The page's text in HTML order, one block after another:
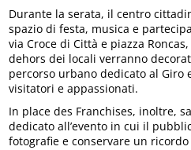
Durante la serata, il centro
spazio di festa, musica e
via Croce di Città e piazza
dehors dei locali verranno
percorso urbano dedicato al
visitatori e appassionati.
In place des Franchises, inoltre,
dedicato all’evento in cui il
fotografie e conservare un